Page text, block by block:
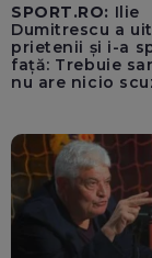
SPORT.RO: Ilie
Dumitrescu a
prietenii și i-a
față: Trebuie
nu are nicio